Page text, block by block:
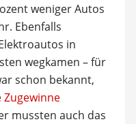
weniger Autos
Ebenfalls
in
wegkamen – für
schon bekannt,
Zugewinne
mussten auch das